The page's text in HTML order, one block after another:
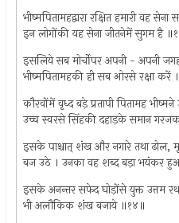
भीष्मपितामहद्वारा रक्षित हमारी वह
इन लोगोंकी यह सेना जीतनेमें सुगम है
इसलिये सब मोर्चोपर अपनी - अपनी
भीष्मपितामहकी ही सब ओरसे रक्षा करें
कौरवोंमें वृध्द बड़े प्रतापी पितामह
उच्च स्वरसे सिंहकी दहाड़के समान
इसके पाश्चात् शंख और नगारे तथा
बज उठे । उनका वह शब्द बड़ा भयंकर
इसके अनन्तर सफेद घोड़ोंसे युक्त उत्तम
भी अलौकिक शंख बजाये ॥१४॥